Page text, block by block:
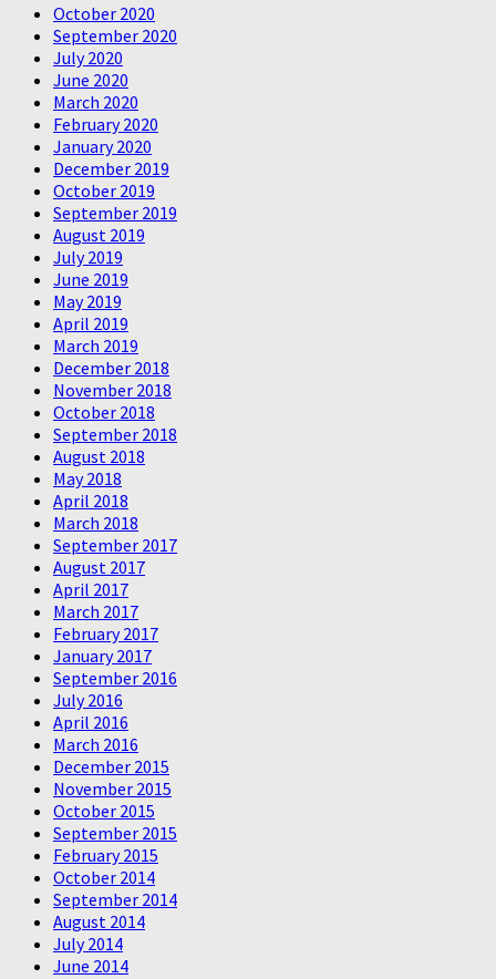
October 2020
September 2020
July 2020
June 2020
March 2020
February 2020
January 2020
December 2019
October 2019
September 2019
August 2019
July 2019
June 2019
May 2019
April 2019
March 2019
December 2018
November 2018
October 2018
September 2018
August 2018
May 2018
April 2018
March 2018
September 2017
August 2017
April 2017
March 2017
February 2017
January 2017
September 2016
July 2016
April 2016
March 2016
December 2015
November 2015
October 2015
September 2015
February 2015
October 2014
September 2014
August 2014
July 2014
June 2014